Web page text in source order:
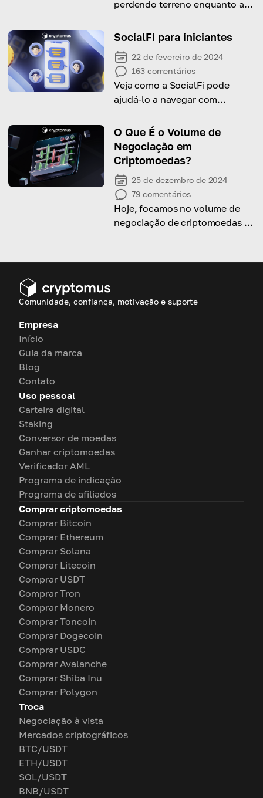
perdendo terreno enquanto a
judiciais em andamento
influenciam seu preço.
SocialFi para iniciantes
22 de fevereiro de 2024
163 comentários
Veja como a SocialFi pode
ajudá-lo a navegar com
mídia social e finanças
O Que É o Volume de
Negociação em
Criptomoedas?
25 de dezembro de 2024
79 comentários
Hoje, focamos no volume de
negociação de criptomoedas e
Comunidade, confiança, motivação e suporte
Empresa
Início
Guia da marca
Blog
Contato
Uso pessoal
Carteira digital
Staking
Conversor de moedas
Ganhar criptomoedas
Verificador AML
Programa de indicação
Programa de afiliados
Comprar criptomoedas
Comprar Bitcoin
Comprar Ethereum
Comprar Solana
Comprar Litecoin
Comprar USDT
Comprar Tron
Comprar Monero
Comprar Toncoin
Comprar Dogecoin
Comprar USDC
Comprar Avalanche
Comprar Shiba Inu
Comprar Polygon
Troca
Negociação à vista
Mercados criptográficos
BTC/USDT
ETH/USDT
SOL/USDT
BNB/USDT